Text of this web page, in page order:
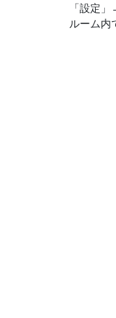
「設定
ルーム内